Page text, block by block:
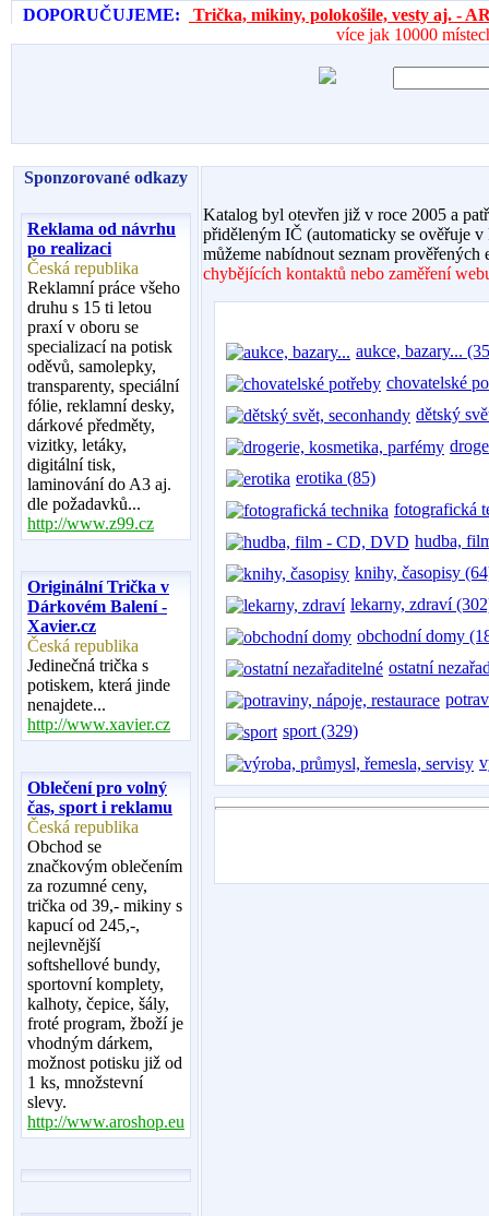
DOPORUČUJEME:
Trička, mikiny, polokošile, vesty aj. -
více jak 10000
Sponzorované odkazy
Reklama od návrhu
po realizaci
Česká republika
Reklamní práce všeho
druhu s 15 ti letou
praxí v oboru se
specializací na potisk
oděvů, samolepky,
transparenty, speciální
fólie, reklamní desky,
dárkové předměty,
vizitky, letáky,
digitální tisk,
laminování do A3 aj.
dle požadavků...
http://www.z99.cz
Originální Trička v
Dárkovém Balení -
Xavier.cz
Česká republika
Jedinečná trička s
potiskem, která jinde
nenajdete...
http://www.xavier.cz
Oblečení pro volný
čas, sport i reklamu
Česká republika
Obchod se
značkovým oblečením
za rozumné ceny,
trička od 39,- mikiny s
kapucí od 245,-,
nejlevnější
softshellové bundy,
sportovní komplety,
kalhoty, čepice, šály,
froté program, žboží je
vhodným dárkem,
možnost potisku již od
1 ks, množstevní
slevy.
http://www.aroshop.eu
Katalog byl otevřen již v roce 2005 a
přiděleným IČ (automaticky se ověřuje
můžeme nabídnout seznam
chybějících kontaktů nebo zaměření
aukce, bazary...
chovatelské
dětský
erotika (85)
fotografická
hudba,
knihy, časopisy
lekarny, zdraví
obchodní domy
ostatní
sport (329)